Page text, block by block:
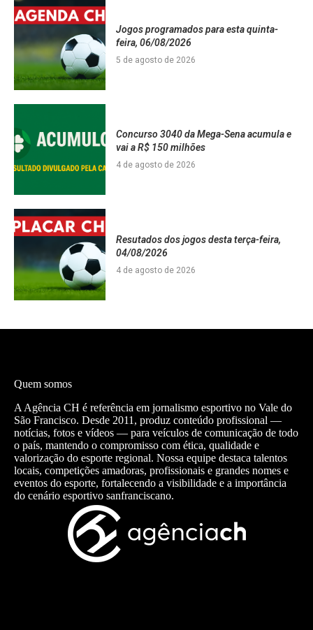
Jogos programados para esta quinta-
feira, 06/08/2026
5 de agosto de 2026
Concurso 3040 da Mega-Sena acumula e
vai a R$ 150 milhões
4 de agosto de 2026
Resutados dos jogos desta terça-feira,
04/08/2026
4 de agosto de 2026
Quem somos
A Agência CH é referência em jornalismo esportivo no Vale do
São Francisco. Desde 2011, produz conteúdo profissional —
notícias, fotos e vídeos — para veículos de comunicação de todo
o país, mantendo o compromisso com ética, qualidade e
valorização do esporte regional. Nossa equipe destaca talentos
locais, competições amadoras, profissionais e grandes nomes e
eventos do esporte, fortalecendo a visibilidade e a importância
do cenário esportivo sanfranciscano.